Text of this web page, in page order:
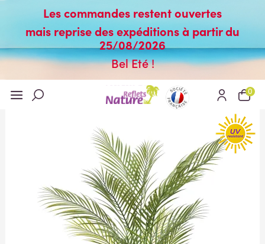
Les commandes restent ouvertes
mais reprise des expéditions à partir du
25/08/2026
Bel Eté !
0